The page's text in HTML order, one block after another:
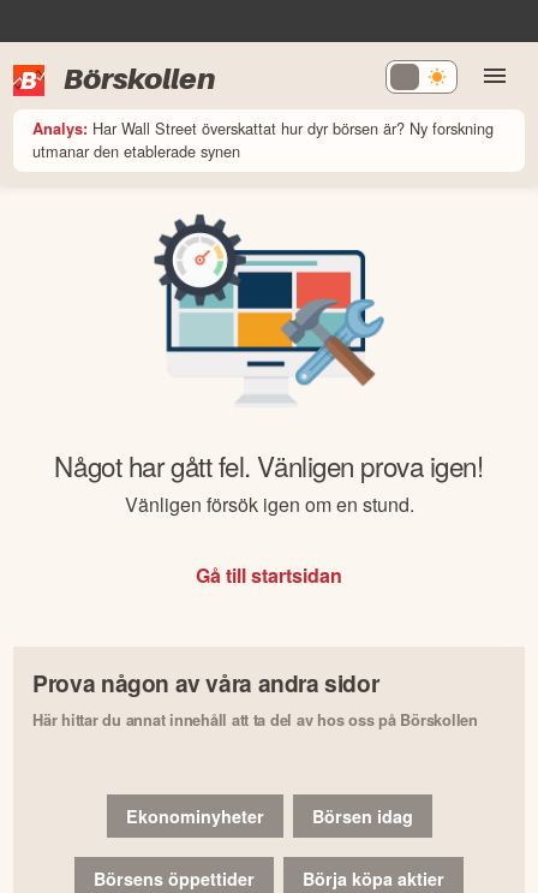
Börskollen
Analys: Har Wall Street överskattat hur dyr börsen är? Ny forskning
utmanar den etablerade synen
Något har gått fel. Vänligen prova igen!
Vänligen försök igen om en stund.
Gå till startsidan
Prova någon av våra andra sidor
Här hittar du annat innehåll att ta del av hos oss på Börskollen
Ekonominyheter Börsen idag
Börsens öppettider Börja köpa aktier